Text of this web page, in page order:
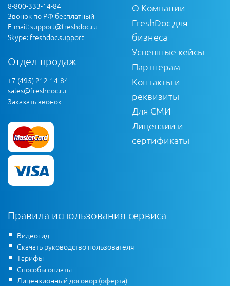
8-800-333-14-84
Звонок по РФ бесплатный
E-mail:support@freshdoc.ru
Skype: freshdoc.support
Отдел продаж
+7 (495) 212-14-84
sales@freshdoc.ru
Заказать звонок
О Компании
FreshDoc для
бизнеса
Успешные кейсы
Партнерам
Контакты и
реквизиты
Для СМИ
Лицензии и
сертификаты
Правила использования сервиса
Видеогид
Скачать руководство пользователя
Тарифы
Способы оплаты
Лицензионный договор (оферта)